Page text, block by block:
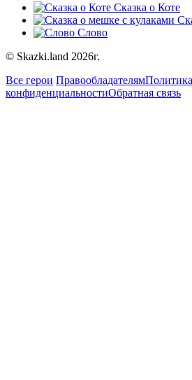
Сказка о Коте
Слово
© Skazki.land 2026г.
Все герои ПравообладателямПолитика
конфиденциальностиОбратная связь